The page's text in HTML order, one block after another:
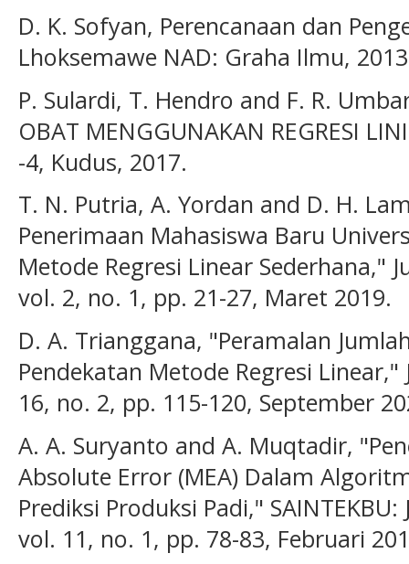
D. K. Sofyan, Perencanaan dan
Lhoksemawe NAD: Graha Ilmu,
P. Sulardi, T. Hendro and F. R.
OBAT MENGGUNAKAN REGRESI
-4, Kudus, 2017.
T. N. Putria, A. Yordan and D. H.
Penerimaan Mahasiswa Baru
Metode Regresi Linear Sederhana,"
vol. 2, no. 1, pp. 21-27, Maret 2019.
D. A. Trianggana, "Peramalan
Pendekatan Metode Regresi
16, no. 2, pp. 115-120, September
A. A. Suryanto and A. Muqtadir,
Absolute Error (MEA) Dalam
Prediksi Produksi Padi,"
vol. 11, no. 1, pp. 78-83, Februari